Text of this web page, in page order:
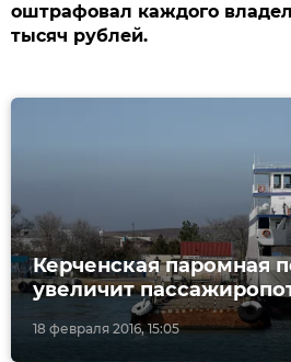
оштрафовал каждого
тысяч рублей.
18 февраля 2016, 15:05
Керченская паромная
увеличит